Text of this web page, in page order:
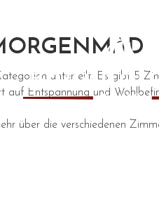
unterteilt. Es gibt 5
Entspannung und
über die verschiedenen